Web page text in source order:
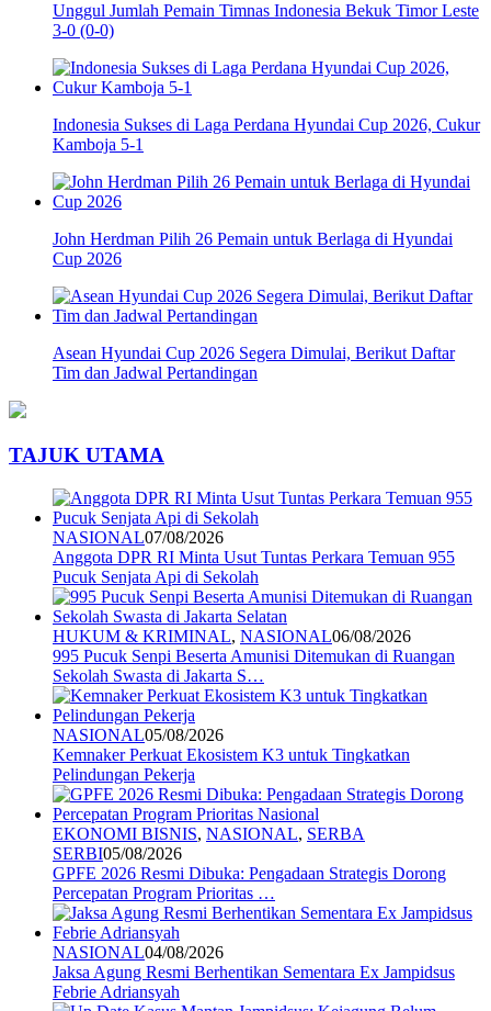
Unggul Jumlah Pemain Timnas Indonesia Bekuk Timor Leste
3-0 (0-0)
Indonesia Sukses di Laga Perdana Hyundai Cup 2026, Cukur
Kamboja 5-1
John Herdman Pilih 26 Pemain untuk Berlaga di Hyundai
Cup 2026
Asean Hyundai Cup 2026 Segera Dimulai, Berikut Daftar
Tim dan Jadwal Pertandingan
TAJUK UTAMA
NASIONAL07/08/2026
Anggota DPR RI Minta Usut Tuntas Perkara Temuan 955
Pucuk Senjata Api di Sekolah
HUKUM & KRIMINAL, NASIONAL06/08/2026
995 Pucuk Senpi Beserta Amunisi Ditemukan di Ruangan
Sekolah Swasta di Jakarta S…
NASIONAL05/08/2026
Kemnaker Perkuat Ekosistem K3 untuk Tingkatkan
Pelindungan Pekerja
EKONOMI BISNIS, NASIONAL, SERBA
SERBI05/08/2026
GPFE 2026 Resmi Dibuka: Pengadaan Strategis Dorong
Percepatan Program Prioritas …
NASIONAL04/08/2026
Jaksa Agung Resmi Berhentikan Sementara Ex Jampidsus
Febrie Adriansyah